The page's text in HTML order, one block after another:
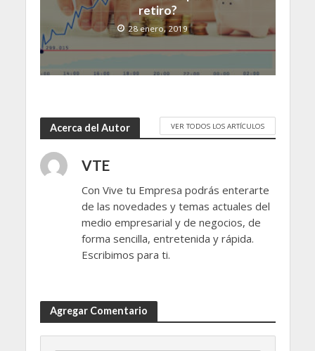
retiro?
28 enero, 2019
Acerca del Autor VER TODOS LOS ARTÍCULOS
VTE
Con Vive tu Empresa podrás enterarte
de las novedades y temas actuales del
medio empresarial y de negocios, de
forma sencilla, entretenida y rápida.
Escribimos para ti.
Agregar Comentario